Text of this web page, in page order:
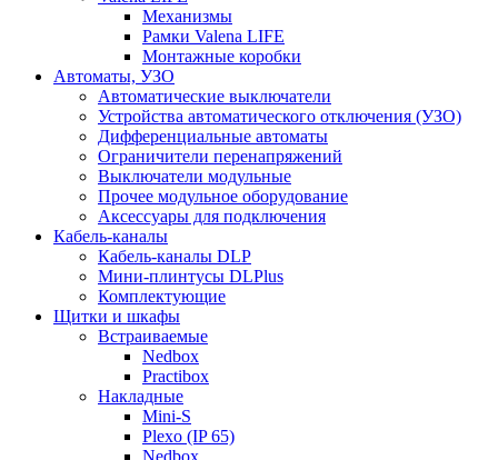
Механизмы
Рамки Valena LIFE
Монтажные коробки
Автоматы, УЗО
Автоматические выключатели
Устройства автоматического отключения (УЗО)
Дифференциальные автоматы
Ограничители перенапряжений
Выключатели модульные
Прочее модульное оборудование
Аксессуары для подключения
Кабель-каналы
Кабель-каналы DLP
Мини-плинтусы DLPlus
Комплектующие
Щитки и шкафы
Встраиваемые
Nedbox
Practibox
Накладные
Mini-S
Plexo (IP 65)